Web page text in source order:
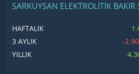
SARKUYSAN ELEKTROLITIK
HAFTALIK
3 AYLIK
-2.90
YILLIK